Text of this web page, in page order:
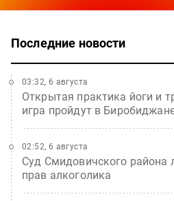
Последние новости
Открытая практика йоги и
игра пройдут в
03:32, 6 августа
Суд Смидовичского района
прав алкоголика
02:52, 6 августа